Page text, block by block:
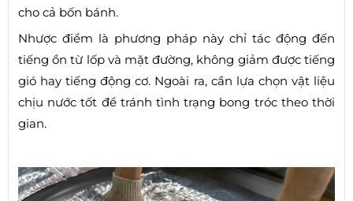
cho cả bốn bánh.
Nhược điểm là phương pháp này chỉ tác động đến
tiếng ồn từ lốp và mặt đường, không giảm được tiếng
gió hay tiếng động cơ. Ngoài ra, cần lựa chọn vật liệu
chịu nước tốt để tránh tình trạng bong tróc theo thời
gian.